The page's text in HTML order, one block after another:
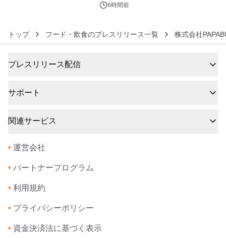
6時間前
トップ フード・飲食のプレスリリース一覧 株式会社
プレスリリース配信
サポート
関連サービス
• 運営会社
• パートナープログラム
• 利用規約
• プライバシーポリシー
• 資金決済法に基づく表示